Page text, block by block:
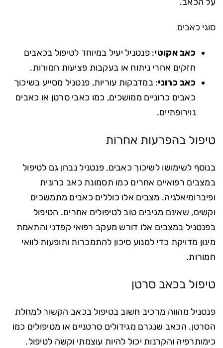
על הכאב.
סוגי כאבים
כאב אקוטי: פנטניל יעיל במיוחד לטיפול בכאבים
חזקים אחרי ניתוח או בעקבות פציעות חמורות.
כאב כרוני: במדבקות עוריות, פנטניל מסייע בשיכוך
כאבים כרוניים ממושכים, כמו כאבי סרטן או כאבים
נוירופתיים.
טיפול בהפרעות אחרות
בנוסף לשימושו לשיכוך כאבים, פנטניל נבחן גם לטיפול
במצבים רפואיים אחרים כמו תסמונת כאב כרונית
ופיברומיאלגיה. מצבים אלו כוללים כאבים מתמשכים
וקשים, שאינם מגיבים טוב לטיפולים אחרים. הטיפול
בפנטניל במצבים אלו דורש מעקב רפואי קפדני והתאמת
מינון מדויקת כדי למנוע סיכון להתמכרות ותופעות לוואי
חמורות.
טיפול בכאב סרטן
פנטניל מהווה מרכיב חשוב בטיפול בכאב הקשור למחלת
הסרטן. הכאב שנגרם מגידולים סרטניים או מטיפולים כמו
כימותרפיה והקרנות יכול להיות עוצמתי וקשה לטיפול.